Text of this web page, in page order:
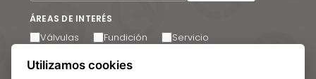
ÁREAS DE INTERÉS
Válvulas Fundición Servicio
Acepto recibir comunicaciones por correo electrónico.
Utilizamos cookies